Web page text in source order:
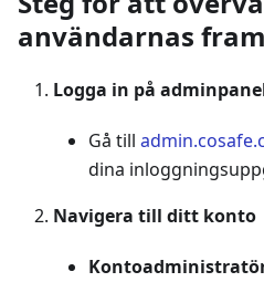
användarnas
Logga in på
Gå till
dina
Navigera till ditt konto